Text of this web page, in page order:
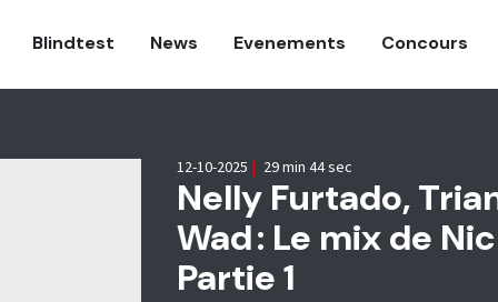
Blindtest News Evenements Concours
Nelly Furtado,
Wad : Le mix de
Partie 1
12-10-2025 | 29 min 44 sec